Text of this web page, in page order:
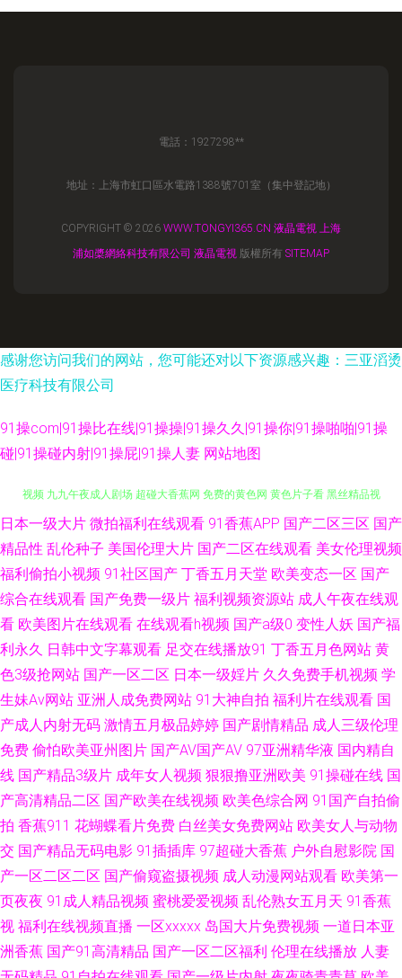
電話：1927298**
地址：上海市虹口區水電路1388號701室（集中登記地）
COPYRIGHT © 2026 WWW.TONGYI365.CN 液晶電視 上海
浦如槳網絡科技有限公司 液晶電視 版權所有 SITEMAP
感谢您访问我们的网站，您可能还对以下资源感兴趣：三亚滔烫
医疗科技有限公司
91操com|91操比在线|91操操|91操久久|91操你|91操啪啪|91操
碰|91操碰内射|91操屁|91操人妻 网站地图
女同互相扣逼视频 浮力操操逼 91官方网页 成人777 海角社区尤物 操碰公开
视频 九九午夜成人剧场 超碰大香蕉网 免费的黄色网 黄色片子看 黑丝精品视
慰射精合集 大香蕉伊人毛 91tv在线观看 亚洲午夜剧场 日本色黄 91群交 自
慰五区 www俺去色色 九九热爱视 天天操超碰 丰满岳母一区二区 99超碰人
人爱 操人人在线观看 欧美淫色网 在线伦理网站琪琪 三极午夜影院 久草香蕉
网址 蜜芽淫秽网 www久草com 91色色福利视频 国产熟女91熟女 国产又大
网址 国产性爱区一区 狼友视频aa 日本中文字幕影片 欧洲精品店av 三级片免
费国产 午夜私人福利 人妖伪娘av天堂 人妖自慰网站 久久午夜国产精 国产精
品欧美日韩 色图亚洲欧美东方 欧美性生活儿网站 岛国毛片 99热这 色色AV久
日本一级大片 微拍福利在线观看 91香蕉APP 国产二区三区 国产
精品性 乱伦种子 美国伦理大片 国产二区在线观看 美女伦理视频
福利偷拍小视频 91社区国产 丁香五月天堂 欧美变态一区 国产
综合在线观看 国产免费一级片 福利视频资源站 成人午夜在线观
看 欧美图片在线观看 在线观看h视频 国产a级0 变性人妖 国产福
利永久 日韩中文字幕观看 足交在线播放91 丁香五月色网站 黄
色3级抢网站 国产一区二区 日本一级婬片 久久免费手机视频 学
生妹Av网站 亚洲人成免费网站 91大神自拍 福利片在线观看 国
产成人内射无码 激情五月极品婷婷 国产剧情精品 成人三级伦理
免费 偷怕欧美亚州图片 国产AV国产AV 97亚洲精华液 国内精自
线 国产精品3级片 成年女人视频 狠狠撸亚洲欧美 91操碰在线 国
产高清精品二区 国产欧美在线视频 欧美色综合网 91国产自拍偷
拍 香蕉911 花蝴蝶看片免费 白丝美女免费网站 欧美女人与动物
交 国产精品无码电影 91插插库 97超碰大香蕉 户外自慰影院 国
产一区二区二区 国产偷窥盗摄视频 成人动漫网站观看 欧美第一
页夜夜 91成人精品视频 蜜桃爱爱视频 乱伦熟女五月天 91香蕉
视 福利在线视频直播 一区xxxxx 岛国大片免费视频 一道日本亚
洲香蕉 国产91高清精品 国产一区二区福利 伦理在线播放 人妻